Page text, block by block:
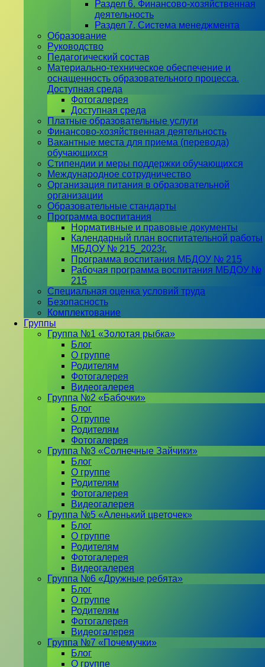
Раздел 6. Финансово-хозяйственная
деятельность
Раздел 7. Система менеджмента
Образование
Руководство
Педагогический состав
Материально-техническое обеспечение и
оснащенность образовательного процесса.
Доступная среда
Фотогалерея
Доступная среда
Платные образовательные услуги
Финансово-хозяйственная деятельность
Вакантные места для приема (перевода)
обучающихся
Стипендии и меры поддержки обучающихся
Международное сотрудничество
Организация питания в образовательной
организации
Образовательные стандарты
Программа воспитания
Нормативные и правовые документы
Календарный план воспитательной работы
МБДОУ № 215_2023г.
Программа воспитания МБДОУ № 215
Рабочая программа воспитания МБДОУ №
215
Специальная оценка условий труда
Безопасность
Комплектование
Группы
Группа №1 «Золотая рыбка»
Блог
О группе
Родителям
Фотогалерея
Видеогалерея
Группа №2 «Бабочки»
Блог
О группе
Родителям
Фотогалерея
Группа №3 «Солнечные Зайчики»
Блог
О группе
Родителям
Фотогалерея
Видеогалерея
Группа №5 «Аленький цветочек»
Блог
О группе
Родителям
Фотогалерея
Видеогалерея
Группа №6 «Дружные ребята»
Блог
О группе
Родителям
Фотогалерея
Видеогалерея
Группа №7 «Почемучки»
Блог
О группе